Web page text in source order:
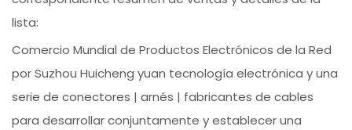
lista:
Comercio Mundial de Productos Electrónicos de la Red
por Suzhou Huicheng yuan tecnología electrónica y una
serie de conectores | arnés | fabricantes de cables
para desarrollar conjuntamente y establecer una